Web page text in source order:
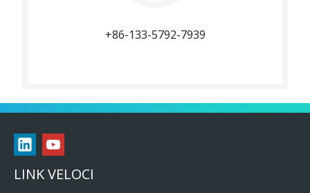
+86-133-5792-7939
LINK VELOCI